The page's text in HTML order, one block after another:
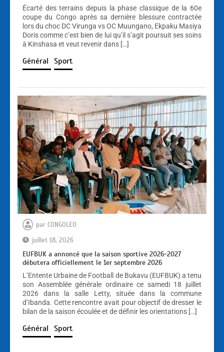
Écarté des terrains depuis la phase classique de la 60e
coupe du Congo après sa dernière blessure contractée
lors du choc DC Virunga vs OC Muungano, Ekpaku Masiya
Doris comme c’est bien de lui qu’il s’agit poursuit ses soins
à Kinshasa et veut revenir dans […]
Général Sport
par CONGOLEO
juillet 18, 2026
EUFBUK a annoncé que la saison sportive 2026-2027
débutera officiellement le 1er septembre 2026
L’Entente Urbaine de Football de Bukavu (EUFBUK) a tenu
son Assemblée générale ordinaire ce samedi 18 juillet
2026 dans la salle Letty, située dans la commune
d’Ibanda. Cette rencontre avait pour objectif de dresser le
bilan de la saison écoulée et de définir les orientations […]
Général Sport